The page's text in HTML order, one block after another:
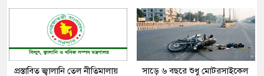
প্রস্তাবিত জ্বালানি তেল নীতিমালায় সাড়ে ৬ বছরে শুধু মোটরসাইকেল